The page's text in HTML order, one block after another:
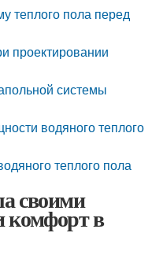
теплого пола перед
проектировании
системы
водяного теплого
теплого пола
своими
комфорт в